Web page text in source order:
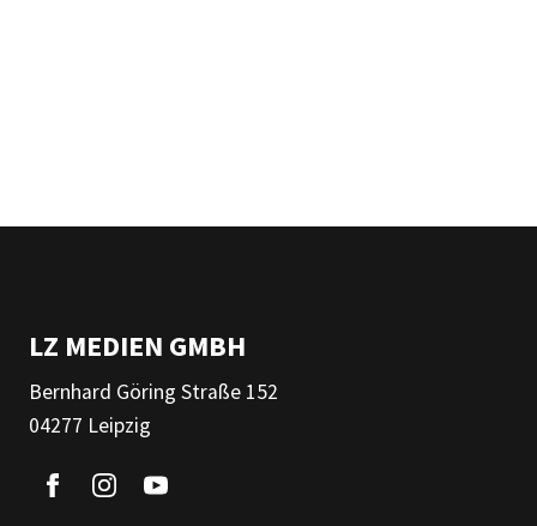
LZ MEDIEN GMBH
Bernhard Göring Straße 152
04277 Leipzig